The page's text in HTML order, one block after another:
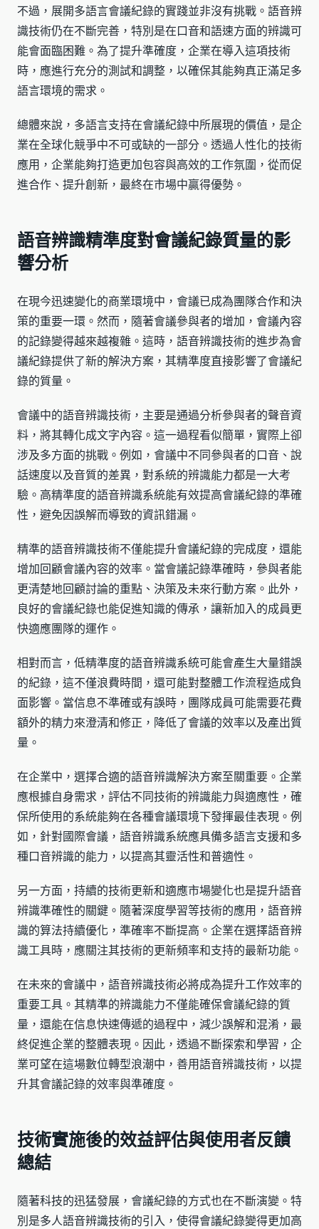
不過，展開多語言會議紀錄的實踐並非沒有挑戰。語音辨
識技術仍在不斷完善，特別是在口音和語速方面的辨識可
能會面臨困難。為了提升準確度，企業在導入這項技術
時，應進行充分的測試和調整，以確保其能夠真正滿足多
語言環境的需求。
總體來說，多語言支持在會議紀錄中所展現的價值，是企
業在全球化競爭中不可或缺的一部分。透過人性化的技術
應用，企業能夠打造更加包容與高效的工作氛圍，從而促
進合作、提升創新，最終在市場中贏得優勢。
語音辨識精準度對會議紀錄質量的影
響分析
在現今迅速變化的商業環境中，會議已成為團隊合作和決
策的重要一環。然而，隨著會議參與者的增加，會議內容
的記錄變得越來越複雜。這時，語音辨識技術的進步為會
議紀錄提供了新的解決方案，其精準度直接影響了會議紀
錄的質量。
會議中的語音辨識技術，主要是通過分析參與者的聲音資
料，將其轉化成文字內容。這一過程看似簡單，實際上卻
涉及多方面的挑戰。例如，會議中不同參與者的口音、說
話速度以及音質的差異，對系統的辨識能力都是一大考
驗。高精準度的語音辨識系統能有效提高會議紀錄的準確
性，避免因誤解而導致的資訊錯漏。
精準的語音辨識技術不僅能提升會議紀錄的完成度，還能
增加回顧會議內容的效率。當會議記錄準確時，參與者能
更清楚地回顧討論的重點、決策及未來行動方案。此外，
良好的會議紀錄也能促進知識的傳承，讓新加入的成員更
快適應團隊的運作。
相對而言，低精準度的語音辨識系統可能會產生大量錯誤
的紀錄，這不僅浪費時間，還可能對整體工作流程造成負
面影響。當信息不準確或有誤時，團隊成員可能需要花費
額外的精力來澄清和修正，降低了會議的效率以及產出質
量。
在企業中，選擇合適的語音辨識解決方案至關重要。企業
應根據自身需求，評估不同技術的辨識能力與適應性，確
保所使用的系統能夠在各種會議環境下發揮最佳表現。例
如，針對國際會議，語音辨識系統應具備多語言支援和多
種口音辨識的能力，以提高其靈活性和普適性。
另一方面，持續的技術更新和適應市場變化也是提升語音
辨識準確性的關鍵。隨著深度學習等技術的應用，語音辨
識的算法持續優化，準確率不斷提高。企業在選擇語音辨
識工具時，應關注其技術的更新頻率和支持的最新功能。
在未來的會議中，語音辨識技術必將成為提升工作效率的
重要工具。其精準的辨識能力不僅能確保會議紀錄的質
量，還能在信息快速傳遞的過程中，減少誤解和混淆，最
終促進企業的整體表現。因此，透過不斷探索和學習，企
業可望在這場數位轉型浪潮中，善用語音辨識技術，以提
升其會議記錄的效率與準確度。
技術實施後的效益評估與使用者反饋
總結
隨著科技的迅猛發展，會議紀錄的方式也在不斷演變。特
別是多人語音辨識技術的引入，使得會議紀錄變得更加高